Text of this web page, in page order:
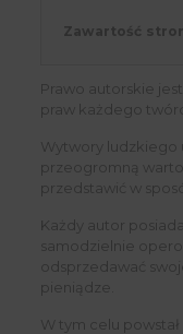
Zawartość
Prawo autorskie
praw każdego
Wytwory ludzkiego
przeogromną
przedstawić w
Każdy autor
samodzielnie
odsprzedawać
pieniądze.
W tym celu